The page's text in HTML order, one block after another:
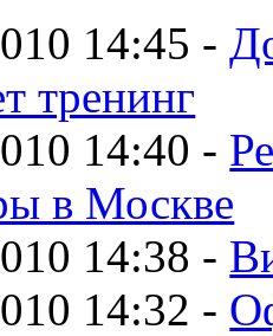
14:45 -
тренинг
14:40 -
в Москве
14:38 -
14:32 -